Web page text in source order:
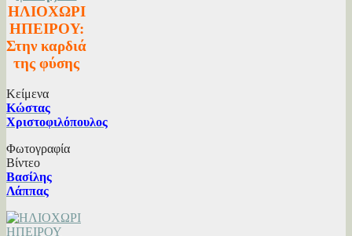
ΗΛΙΟΧΩΡΙ
ΗΠΕΙΡΟΥ:
Στην καρδιά
της φύσης
Κείμενα
Κώστας
Χριστοφιλόπουλος
Φωτογραφία
Βίντεο
Βασίλης
Λάππας